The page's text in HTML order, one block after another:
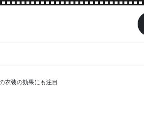
衣装の効果にも注目